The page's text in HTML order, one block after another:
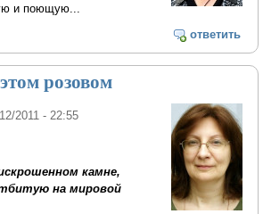
и поющую...
ответить
розовом
12/2011 - 22:55
камне,
на мировой